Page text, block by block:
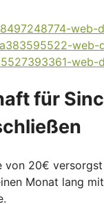
für
von 20€
Monat lang mit